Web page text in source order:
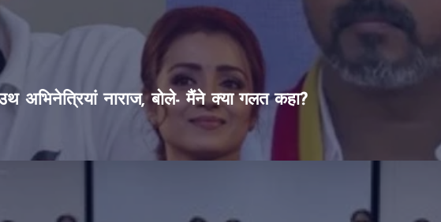
अभिनेत्रियां नाराज, बोले- मैंने क्या गलत कहा?